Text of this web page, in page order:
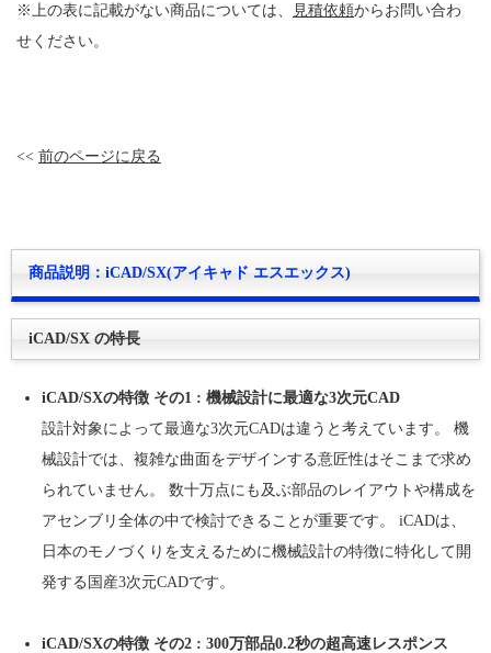
※上の表に記載がない商品については、
見積依頼からお問い合わ
せください。
<< 前のページに戻る
商品説明：iCAD/SX(アイキャド エスエックス)
iCAD/SX の特長
iCAD/SXの特徴 その1 : 機械設計に最適な3次元CAD
設計対象によって最適な3次元CADは違うと考えています。 機
械設計では、複雑な曲面をデザインする意匠性はそこまで求め
られていません。 数十万点にも及ぶ部品のレイアウトや構成を
アセンブリ全体の中で検討できることが重要です。 iCADは、
日本のモノづくりを支えるために機械設計の特徴に特化して開
発する国産3次元CADです。
iCAD/SXの特徴 その2 : 300万部品0.2秒の超高速レスポンス